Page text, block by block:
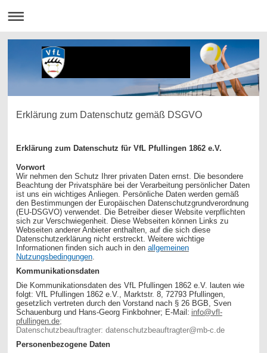
Erklärung zum Datenschutz gemäß DSGVO
Erklärung zum Datenschutz für VfL Pfullingen 1862 e.V.
Vorwort
Wir nehmen den Schutz Ihrer privaten Daten ernst. Die besondere
Beachtung der Privatsphäre bei der Verarbeitung persönlicher Daten
ist uns ein wichtiges Anliegen. Persönliche Daten werden gemäß
den Bestimmungen der Europäischen Datenschutzgrundverordnung
(EU-DSGVO) verwendet. Die Betreiber dieser Website verpflichten
sich zur Verschwiegenheit. Diese Webseiten können Links zu
Webseiten anderer Anbieter enthalten, auf die sich diese
Datenschutzerklärung nicht erstreckt. Weitere wichtige
Informationen finden sich auch in den allgemeinen
Nutzungsbedingungen.
Kommunikationsdaten
Die Kommunikationsdaten des VfL Pfullingen 1862 e.V. lauten wie
folgt: VfL Pfullingen 1862 e.V., Marktstr. 8, 72793 Pfullingen,
gesetzlich vertreten durch den Vorstand nach § 26 BGB, Sven
Schauenburg und Hans-Georg Finkbohner; E-Mail: info@vfl-
pfullingen.de;
Datenschutzbeauftragter: datenschutzbeauftragter@mb-c.de
Personenbezogene Daten